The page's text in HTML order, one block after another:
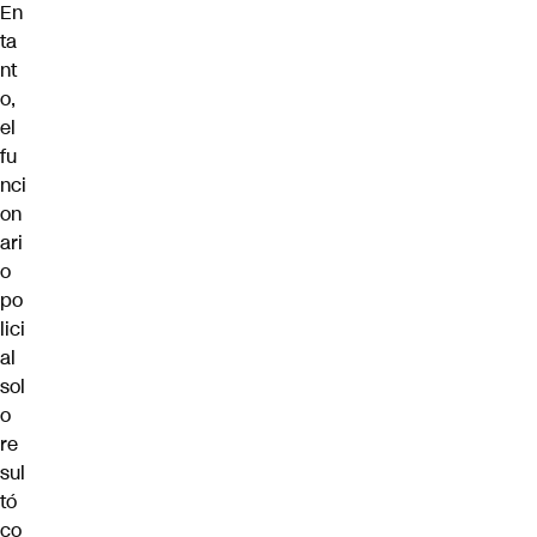
En
ta
nt
o,
el
fu
nci
on
ari
o
po
lici
al
sol
o
re
sul
tó
co